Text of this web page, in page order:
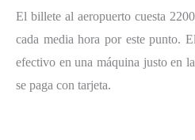
El billete al aeropuerto cuesta
cada media hora por este punto.
efectivo en una máquina justo en
se paga con tarjeta.